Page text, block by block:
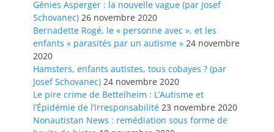
Génies Asperger : la nouvelle vague (par Josef
Schovanec) 26 novembre 2020
Bernadette Rogé, le « personne avec », et les
enfants « parasités par un autisme » 24 novembre
2020
Hamsters, enfants autistes, tous cobayes ? (par
Josef Schovanec) 24 novembre 2020
Le pire crime de Bettelheim : L’Autisme et
l’Épidémie de l’irresponsabilité 23 novembre 2020
Nonautistan News : remédiation sous forme de